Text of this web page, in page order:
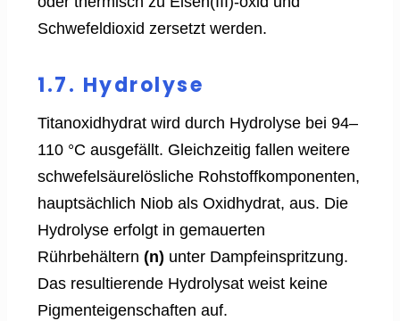
Schwefeldioxid zersetzt werden.
1.7. Hydrolyse
Titanoxidhydrat wird durch Hydrolyse bei 94–
110 °C ausgefällt. Gleichzeitig fallen weitere
schwefelsäurelösliche Rohstoffkomponenten,
hauptsächlich Niob als Oxidhydrat, aus. Die
Hydrolyse erfolgt in gemauerten
Rührbehältern (n) unter Dampfeinspritzung.
Das resultierende Hydrolysat weist keine
Pigmenteigenschaften auf.